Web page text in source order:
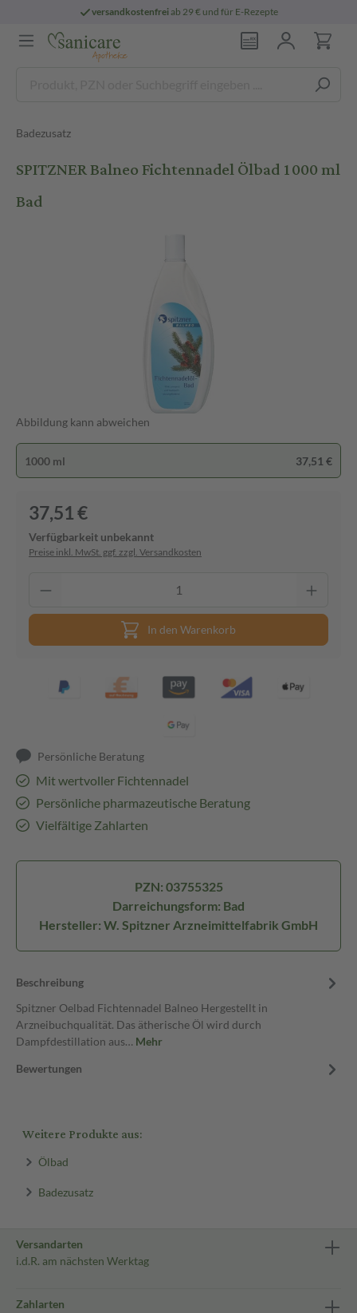
versandkostenfreiab 29 € und für E-Rezepte
Badezusatz
SPITZNER Balneo Fichtennadel Ölbad 1000 ml
Bad
Abbildung kann abweichen
1000 ml 37,51 €
37,51 €
Verfügbarkeit unbekannt
Preise inkl. MwSt. ggf. zzgl. Versandkosten
In den Warenkorb
Persönliche Beratung
Mit wertvoller Fichtennadel
Persönliche pharmazeutische Beratung
Vielfältige Zahlarten
PZN: 03755325
Darreichungsform: Bad
Hersteller: W. Spitzner Arzneimittelfabrik GmbH
Beschreibung
Spitzner Oelbad Fichtennadel Balneo Hergestellt in
Arzneibuchqualität. Das ätherische Öl wird durch
Dampfdestillation aus… Mehr
Bewertungen
Weitere Produkte aus:
Ölbad
Badezusatz
Versandarten
i.d.R. am nächsten Werktag
Zahlarten